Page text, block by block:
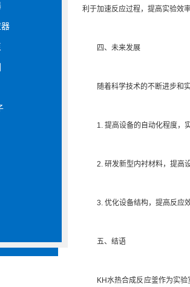
利于加速反应过程，提高实验效
四、未来发展
随着科学技术的不断进步和实
1. 提高设备的自动化程度，实
2. 研发新型内衬材料，提高
3. 优化设备结构，提高反应效
五、结语
KH水热合成反应釜作为实验室